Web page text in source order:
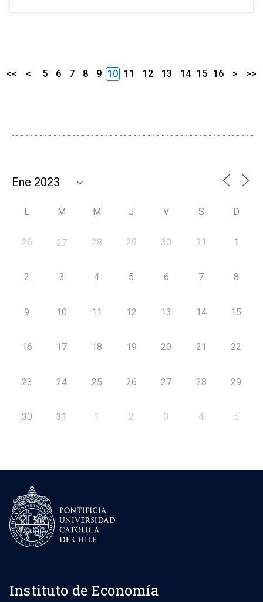
<< < 5 6 7 8 9 10 11 12 13 14 15 16 > >>
L M M J V S D
26 27 28 29 30 31 1
2 3 4 5 6 7 8
9 10 11 12 13 14 15
16 17 18 19 20 21 22
23 24 25 26 27 28 29
30 31 1 2 3 4 5
Instituto de Economía